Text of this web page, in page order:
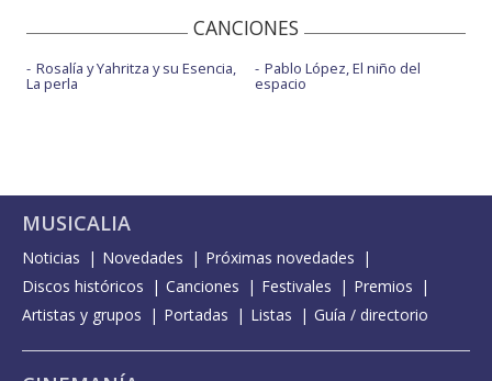
CANCIONES
Rosalía y Yahritza y su Esencia,
La perla
Pablo López, El niño del
espacio
MUSICALIA
Noticias Novedades
Próximas novedades
Discos históricos
Canciones Festivales
Premios
Artistas y grupos
Portadas Listas Guía / directorio